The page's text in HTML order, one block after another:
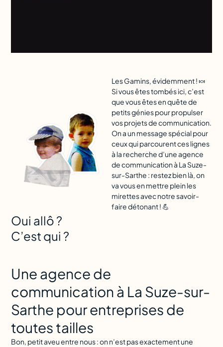
Oui allô ?
C’est qui ?
Les Gamins, évidemment ! 🍬
Si vous êtes tombés ici, c’est
que vous êtes en quête de
petits génies pour propulser
vos projets de communication.
On a un message spécial pour
ceux qui parcourent ces lignes
à la recherche d’une agence
de communication à La Suze-
sur-Sarthe : restez bien là, on
va vous en mettre plein les
mirettes avec notre savoir-
faire détonant ! 💪
Une agence de
communication à La Suze-sur-
Sarthe pour entreprises de
toutes tailles
Bon, petit aveu entre nous : on n’est pas exactement une